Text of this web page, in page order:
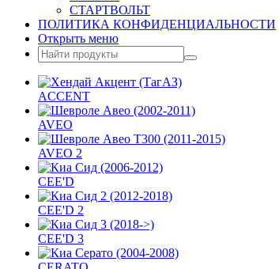
СТАРТВОЛЬТ
ПОЛИТИКА КОНФИДЕНЦИАЛЬНОСТИ
Открыть меню
ACCENT
AVEO
AVEO 2
CEE'D
CEE'D 2
CEE'D 3